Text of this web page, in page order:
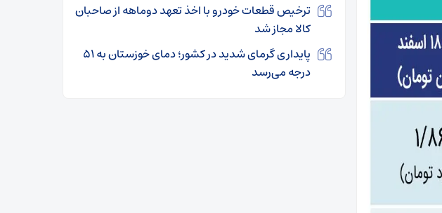
ترخیص قطعات خودرو با اخذ تعهد دوماهه از صاحبان
کالا مجاز شد
پایداری گرمای شدید در کشور؛ دمای خوزستان به ۵۱
درجه می‌رسد